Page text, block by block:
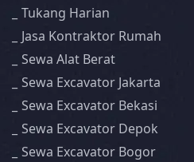
Tukang Harian
Jasa Kontraktor Rumah
Sewa Alat Berat
Sewa Excavator Jakarta
Sewa Excavator Bekasi
Sewa Excavator Depok
Sewa Excavator Bogor